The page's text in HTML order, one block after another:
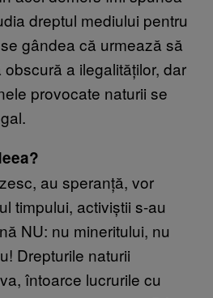
dreptul mediului pentru
gândea că urmează să
a ilegalităților, dar
provocate naturii se
au speranță, vor
timpului, activiștii s-au
NU: nu mineritului, nu
Drepturile naturii
întoarce lucrurile cu